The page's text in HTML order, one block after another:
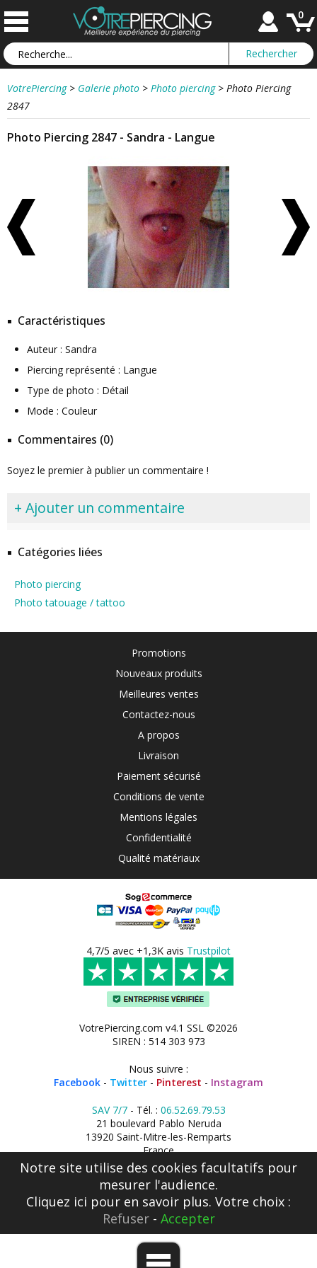
0
VotrePiercing > Galerie photo > Photo piercing > Photo Piercing
2847
Photo Piercing 2847 - Sandra - Langue
Caractéristiques
Auteur : Sandra
Piercing représenté : Langue
Type de photo : Détail
Mode : Couleur
Commentaires (0)
Soyez le premier à publier un commentaire !
+ Ajouter un commentaire
Catégories liées
Photo piercing
Photo tatouage / tattoo
Promotions
Nouveaux produits
Meilleures ventes
Contactez-nous
A propos
Livraison
Paiement sécurisé
Conditions de vente
Mentions légales
Confidentialité
Qualité matériaux
4,7/5 avec +1,3K avis Trustpilot
VotrePiercing.com v4.1 SSL ©2026
SIREN : 514 303 973
Nous suivre :
Facebook - Twitter - Pinterest - Instagram
SAV 7/7- Tél. : 06.52.69.79.53
21 boulevard Pablo Neruda
13920 Saint-Mitre-les-Remparts
France
Notre site utilise des cookies facultatifs pour
mesurer l'audience.
Cliquez ici pour en savoir plus. Votre choix :
Refuser- Accepter